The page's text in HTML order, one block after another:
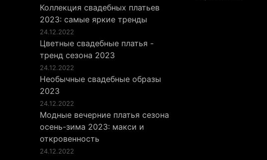
Коллекция свадебных платьев
2023: самые яркие тренды
24.12.2022
Цветные свадебные платья -
тренд сезона 2023
24.12.2022
Необычные свадебные образы
2023
24.12.2022
Модные вечерние платья сезона
осень-зима 2023: макси и
откровенность
24.12.2022